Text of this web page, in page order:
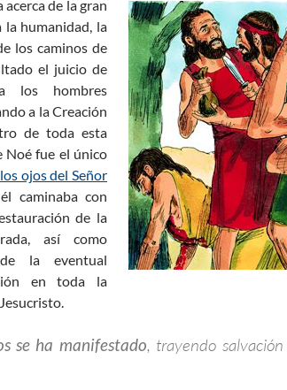
de la gran
la humanidad, la
los caminos de
el juicio de
los hombres
a la Creación
de toda esta
Noé fue el único
ojos del Señor
caminaba con
de la
así como
la eventual
en toda la
se ha manifestado, trayendo